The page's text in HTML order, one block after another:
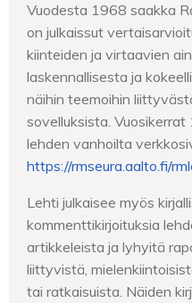
Vuodesta 1968 saakka
on julkaissut
kiinteiden ja virtaavien
laskennallisesta ja
näihin teemoihin
sovelluksista.
lehden vanhoilta
https://rmseura.aalto.fi/
Lehti julkaisee myös
kommenttikirjoituksia
artikkeleista ja lyhyitä
liittyvistä,
tai ratkaisuista. Näiden